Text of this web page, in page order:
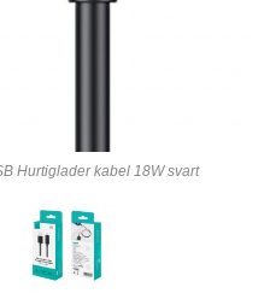
Hurtiglader kabel 18W svart